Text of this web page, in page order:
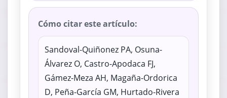
Cómo citar este artículo:
Sandoval-Quiñonez PA, Osuna-
Álvarez O, Castro-Apodaca FJ,
Gámez-Meza AH, Magaña-Ordorica
D, Peña-García GM, Hurtado-Rivera